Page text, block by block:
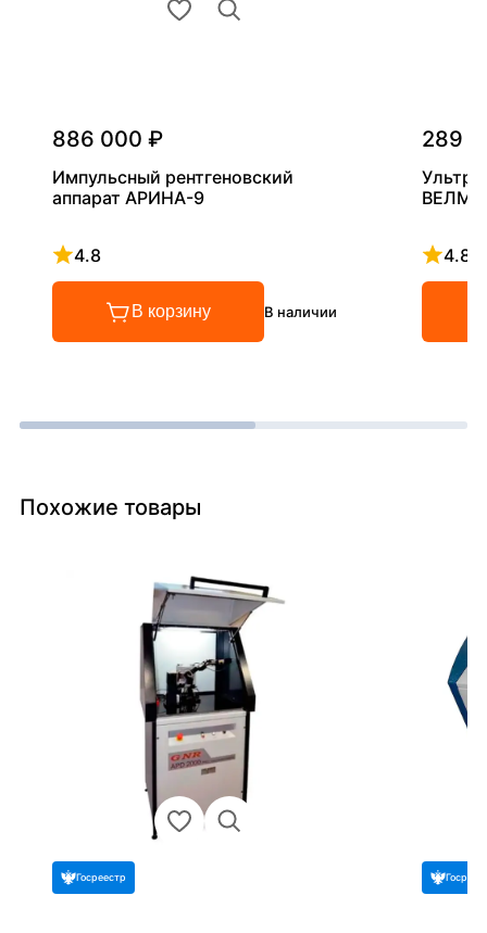
886 000 ₽
Импульсный рентгеновский
аппарат АРИНА-9
4.8
Рейтинг 4.8 из 5
В корзину В наличии
289
4.8
Похожие товары
Госреестр